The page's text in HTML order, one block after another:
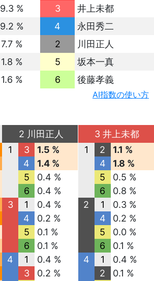
9.3 % 3
井上未都
9.2 % 4
永田秀二
7.7 % 2
川田正人
1.8 % 5
坂本一真
1.6 % 6 後藤孝義
AI指数の使い方
2 川田正人
1
3
1.5 %
4
1.4 %
5
0.4 %
6
0.4 %
3
1
0.4 %
4
0.2 %
5
0.1 %
6
0.1 %
4
1
0.4 %
3
0.2 %
3 井上未都
1
2
1.1 %
4
1.8 %
5
0.5 %
6
0.8 %
2
1
0.3 %
4
0.2 %
5
0.0 %
6
0.1 %
4
1
0.4 %
2
0.1 %